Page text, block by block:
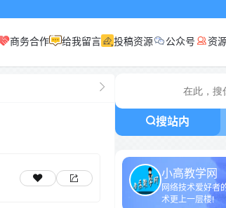
商务合作 给我留言 投稿资源 公众号 资
搜站内
小高教学网
网络技术爱好者
术更上一层楼!